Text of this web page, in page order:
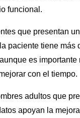
funcional.
que presentan
paciente tiene más
es
con el tiempo.
adultos que
apoyan la